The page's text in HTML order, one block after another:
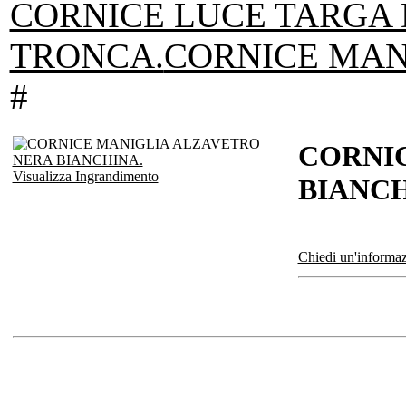
CORNICE LUCE
TRONCA.CORNICE
#
Visualizza Ingrandimento
Chiedi